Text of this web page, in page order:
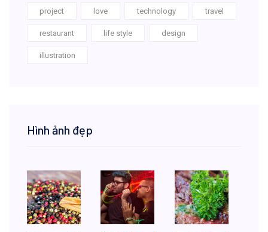
project love technology travel
restaurant life style design
illustration
Hình ảnh đẹp